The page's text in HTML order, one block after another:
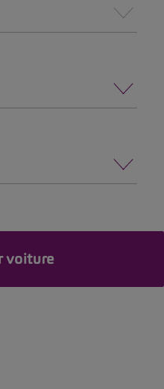
voiture